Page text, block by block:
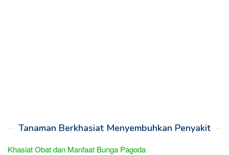
Tanaman Berkhasiat Menyembuhkan Penyakit
Khasiat Obat dan Manfaat Bunga Pagoda